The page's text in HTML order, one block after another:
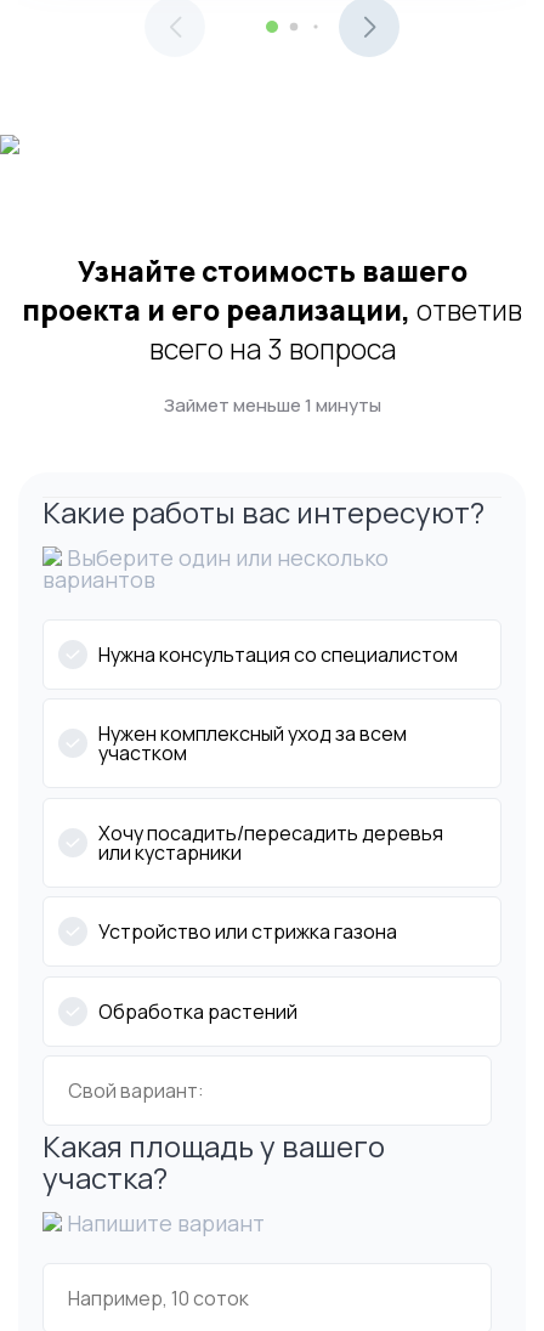
Узнайте стоимость вашего
проекта и его реализации, ответив
всего на 3 вопроса
Займет меньше 1 минуты
Какие работы вас интересуют?
Выберите один или несколько
вариантов
Нужна консультация со специалистом
Нужен комплексный уход за всем
участком
Хочу посадить/пересадить деревья
или кустарники
Устройство или стрижка газона
Обработка растений
Какая площадь у вашего
участка?
Напишите вариант